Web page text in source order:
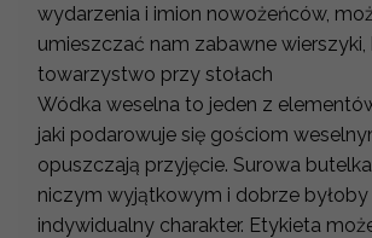
wydarzenia i imion nowożeńców,
umieszczać nam zabawne
towarzystwo przy stołach
Wódka weselna to jeden z
jaki podarowuje się gościom
opuszczają przyjęcie. Surowa
niczym wyjątkowym i dobrze byłoby
indywidualny charakter. Etykieta